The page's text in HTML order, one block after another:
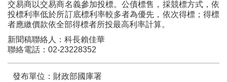
交易商以交易商名義參加投標。公債標售，採競標方式，依
投標利率低於所訂底標利率較多者為優先，依次得標；得標
者應繳價款依全部得標者所投最高利率計算。
新聞稿聯絡人：科長賴佳華
聯絡電話：02-23228352
發布單位：財政部國庫署